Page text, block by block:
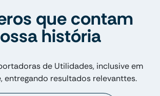
que contam
história
de Utilidades, inclusive em
entregando resultados relevanttes.